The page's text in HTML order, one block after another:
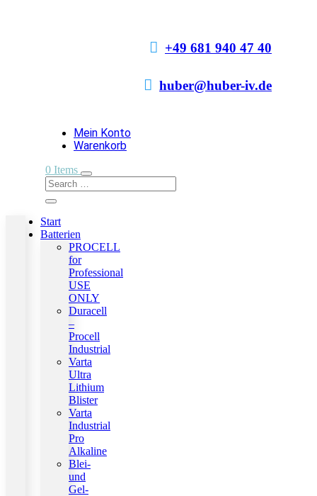
 +49 681 940 47 40
 huber@huber-iv.de
Mein Konto
Warenkorb
0 Items
Start
Batterien
PROCELL
for
Professional
USE
ONLY
Duracell
–
Procell
Industrial
Varta
Ultra
Lithium
Blister
Varta
Industrial
Pro
Alkaline
Blei-
und
Gel-